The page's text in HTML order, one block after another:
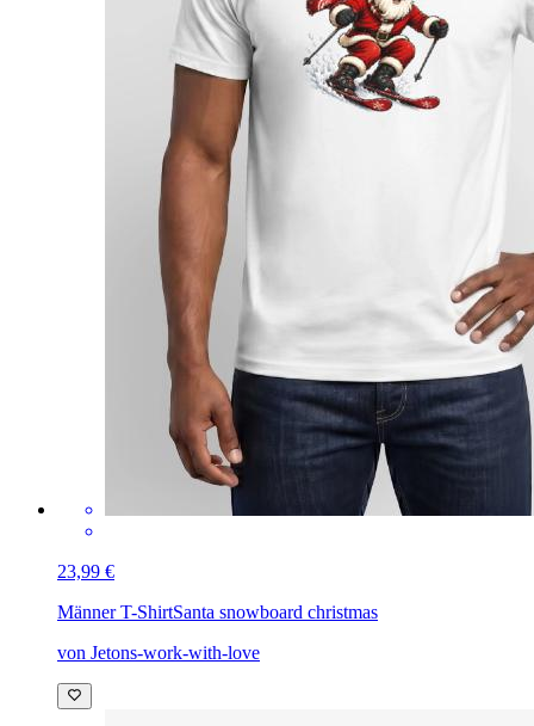
23,99 €
Männer T-ShirtSanta snowboard christmas
von Jetons-work-with-love